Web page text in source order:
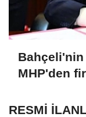
Bahçeli'nin
MHP'den
RESMİ